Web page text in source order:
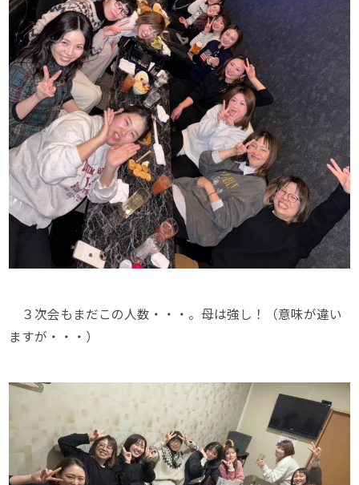
３次会もまだこの人数・・・。母は強し！（意味が違い
ますが・・・）